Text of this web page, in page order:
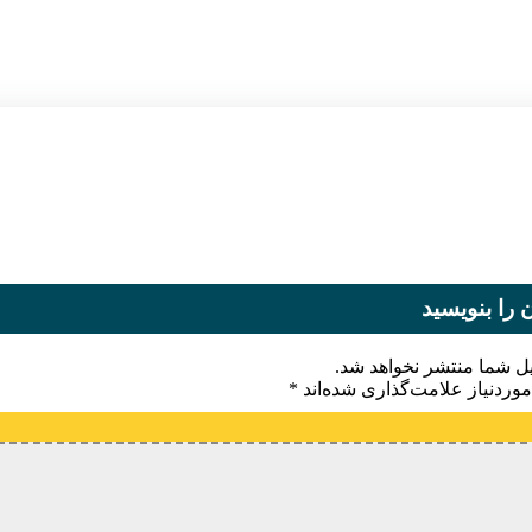
را بنویسید
شما منتشر نخواهد شد.
علامت‌گذاری شده‌اند *